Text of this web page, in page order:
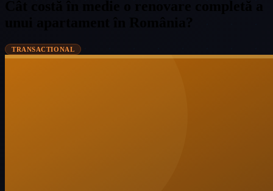
Cât costă în medie o renovare completă a
unui apartament în România?
TRANSACTIONAL